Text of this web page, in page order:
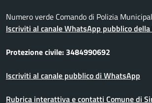
Numero verde Comando di Polizia
Iscriviti al canale WhatsApp pubblico
Protezione civile: 3484990692
Iscriviti al canale pubblico di WhatsApp
Rubrica interattiva e contatti Comune di